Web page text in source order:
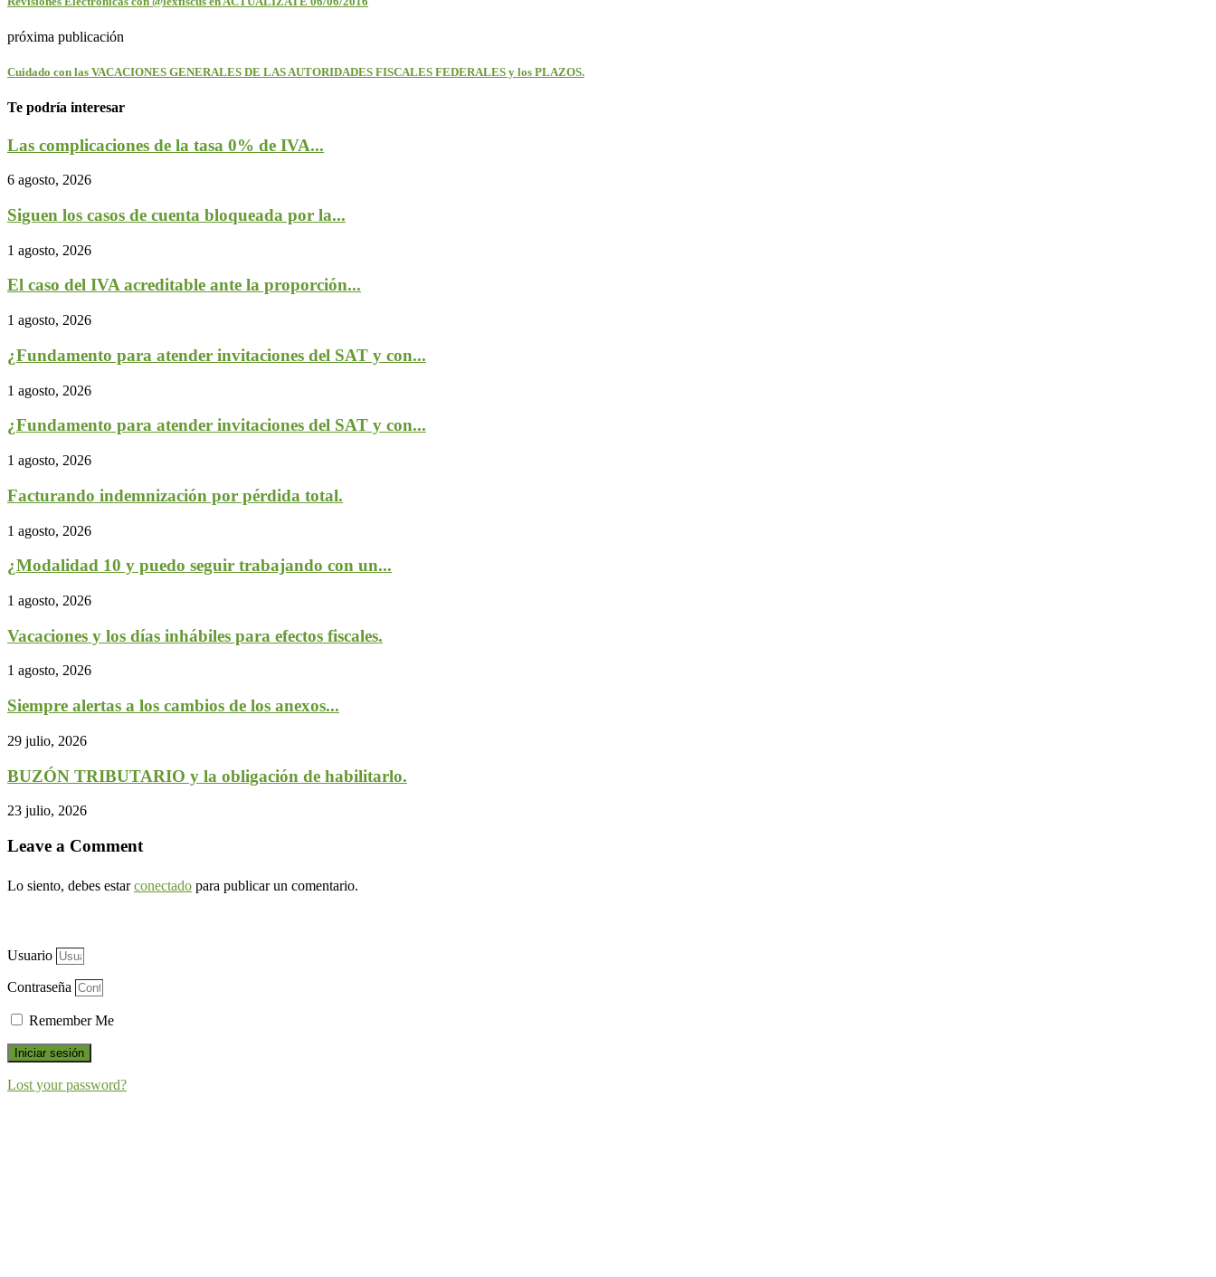
próxima publicación
Cuidado con las VACACIONES GENERALES DE LAS AUTORIDADES FISCALES FEDERALES y los PLAZOS.
Te podría interesar
Las complicaciones de la tasa 0% de IVA...
6 agosto, 2026
Siguen los casos de cuenta bloqueada por la...
1 agosto, 2026
El caso del IVA acreditable ante la proporción...
1 agosto, 2026
¿Fundamento para atender invitaciones del SAT y con...
1 agosto, 2026
¿Fundamento para atender invitaciones del SAT y con...
1 agosto, 2026
Facturando indemnización por pérdida total.
1 agosto, 2026
¿Modalidad 10 y puedo seguir trabajando con un...
1 agosto, 2026
Vacaciones y los días inhábiles para efectos fiscales.
1 agosto, 2026
Siempre alertas a los cambios de los anexos...
29 julio, 2026
BUZÓN TRIBUTARIO y la obligación de habilitarlo.
23 julio, 2026
Leave a Comment
Lo siento, debes estarconectado para publicar un comentario.
Usuario
Contraseña
Remember Me
Iniciar sesión
Lost your password?